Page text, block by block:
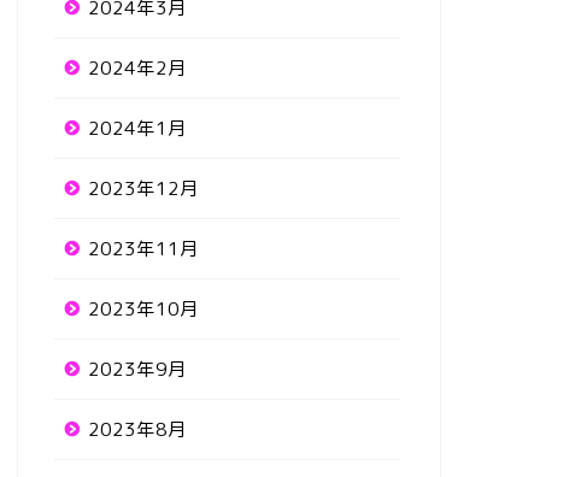
2024年3月
2024年2月
2024年1月
2023年12月
2023年11月
2023年10月
2023年9月
2023年8月